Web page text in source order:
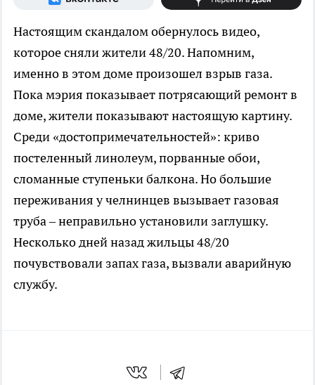
Настоящим скандалом обернулось видео,
которое сняли жители 48/20. Напомним,
именно в этом доме произошел взрыв газа.
Пока мэрия показывает потрясающий ремонт в
доме, жители показывают настоящую картину.
Среди «достопримечательностей»: криво
постеленный линолеум, порванные обои,
сломанные ступеньки балкона. Но большие
переживания у челнинцев вызывает газовая
труба – неправильно установили заглушку.
Несколько дней назад жильцы 48/20
почувствовали запах газа, вызвали аварийную
службу.